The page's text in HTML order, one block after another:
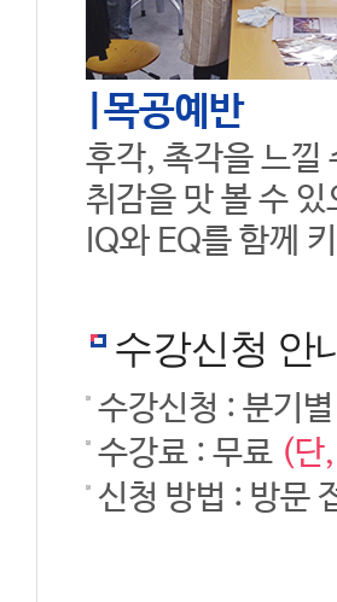
|목공예반
후각, 촉각을 느낄
취감을 맛 볼 수 있
IQ와 EQ를 함께
수강신청 안
수강신청 : 분기
수강료 : 무료 (단
신청 방법 : 방문